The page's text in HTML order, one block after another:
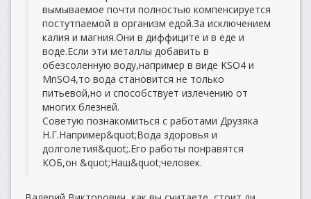
вымываемое почти полностью компенсируется
постутпаемой в организм едой.За исключением
калия и магния.Они в диффиците и в еде и
воде.Если эти металлы добавить в
обезсоленную воду,например в виде KSO4 и
MnSO4,то вода становится не только
питьевой,но и способствует излечению от
многих блезней.
Советую познакомиться с работами Друзяка
Н.Г.Например&quot;Вода здоровья и
долголетия&quot;.Его работы понравятся
КОБ,он &quot;Наш&quot;человек.